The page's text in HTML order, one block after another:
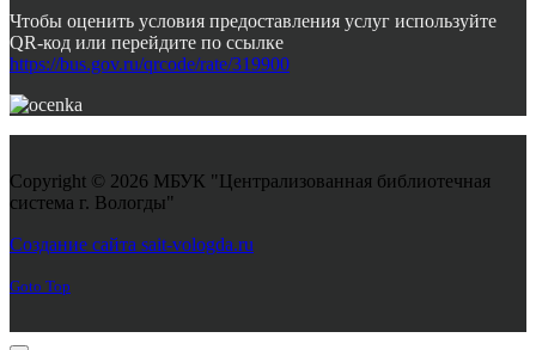
Чтобы оценить условия предоставления услуг используйте
QR-код или перейдите по ссылке
https://bus.gov.ru/qrcode/rate/319900
Copyright © 2026 МБУК "Централизованная библиотечная
система г. Вологды"
Создание сайта sait-vologda.ru
Goto Top